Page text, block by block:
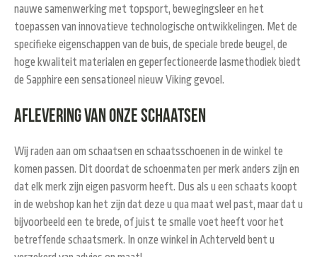
nauwe samenwerking met topsport, bewegingsleer en het
toepassen van innovatieve technologische ontwikkelingen. Met de
specifieke eigenschappen van de buis, de speciale brede beugel, de
hoge kwaliteit materialen en geperfectioneerde lasmethodiek biedt
de Sapphire een sensationeel nieuw Viking gevoel.
Aflevering van onze schaatsen
Wij raden aan om schaatsen en schaatsschoenen in de winkel te
komen passen. Dit doordat de schoenmaten per merk anders zijn en
dat elk merk zijn eigen pasvorm heeft. Dus als u een schaats koopt
in de webshop kan het zijn dat deze u qua maat wel past, maar dat u
bijvoorbeeld een te brede, of juist te smalle voet heeft voor het
betreffende schaatsmerk. In onze winkel in Achterveld bent u